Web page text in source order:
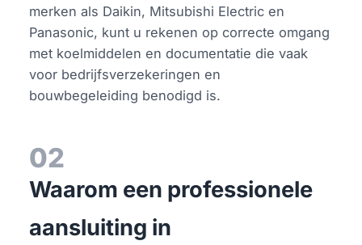
merken als Daikin, Mitsubishi Electric en
Panasonic, kunt u rekenen op correcte omgang
met koelmiddelen en documentatie die vaak
voor bedrijfsverzekeringen en
bouwbegeleiding benodigd is.
02
Waarom een professionele
aansluiting in